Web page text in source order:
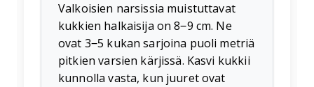
Valkoisien narsissia muistuttavat
kukkien halkaisija on 8‒9 cm. Ne
ovat 3‒5 kukan sarjoina puoli metriä
pitkien varsien kärjissä. Kasvi kukkii
kunnolla vasta, kun juuret ovat